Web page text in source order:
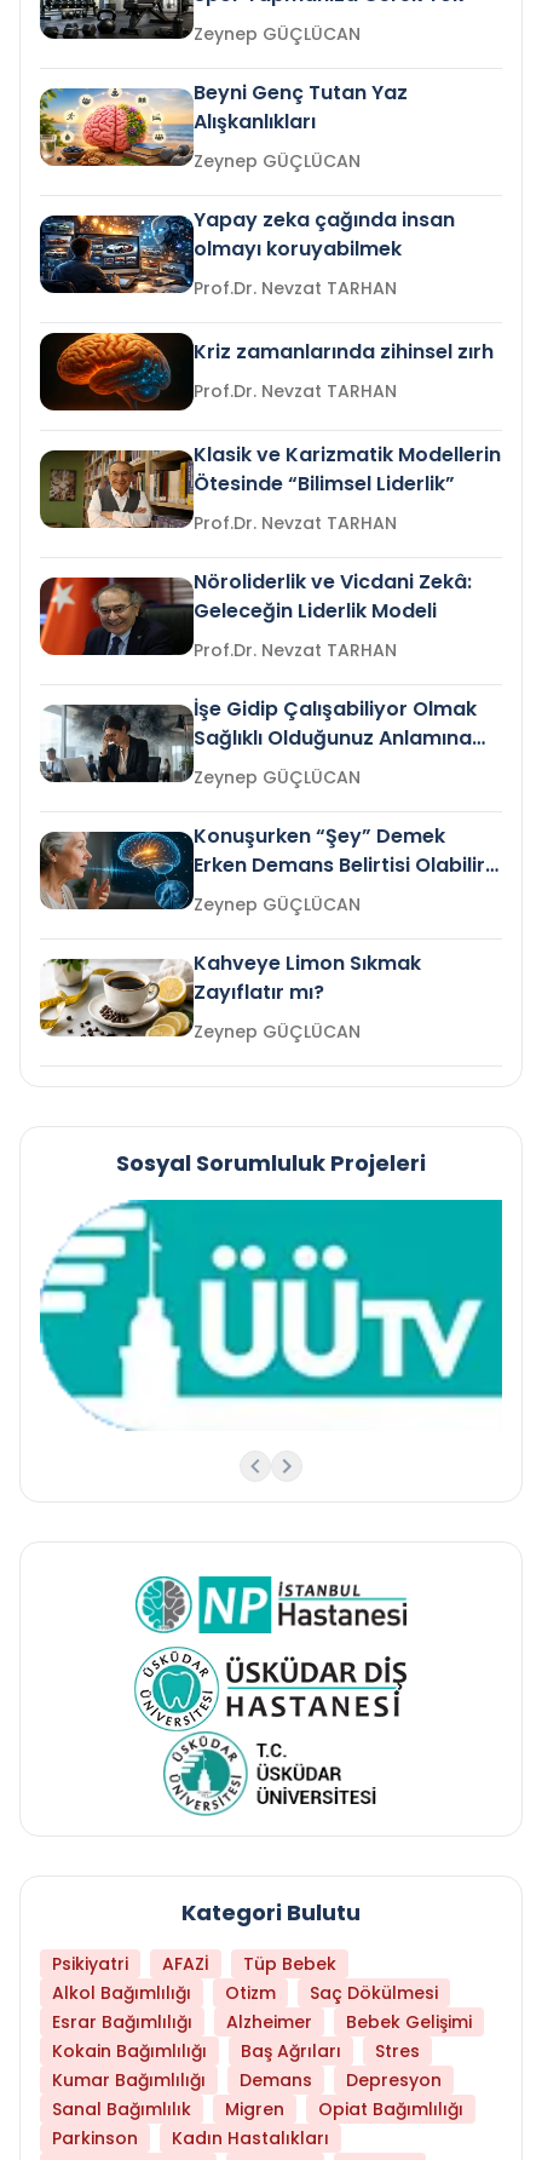
Zeynep GÜÇLÜCAN
Beyni Genç Tutan Yaz
Alışkanlıkları
Zeynep GÜÇLÜCAN
Yapay zeka çağında insan
olmayı koruyabilmek
Prof.Dr. Nevzat TARHAN
Kriz zamanlarında zihinsel zırh
Prof.Dr. Nevzat TARHAN
Klasik ve Karizmatik Modellerin
Ötesinde “Bilimsel Liderlik”
Prof.Dr. Nevzat TARHAN
Nöroliderlik ve Vicdani Zekâ:
Geleceğin Liderlik Modeli
Prof.Dr. Nevzat TARHAN
İşe Gidip Çalışabiliyor Olmak
Sağlıklı Olduğunuz Anlamına
Gelir mi?Zeynep GÜÇLÜCAN
Konuşurken “Şey” Demek
Erken Demans Belirtisi Olabilir
mi?
Zeynep GÜÇLÜCAN
Kahveye Limon Sıkmak
Zayıflatır mı?
Zeynep GÜÇLÜCAN
Sosyal Sorumluluk Projeleri
Kategori Bulutu
Psikiyatri AFAZİ
Tüp Bebek
Alkol Bağımlılığı
Otizm
Saç Dökülmesi
Esrar Bağımlılığı
Alzheimer
Bebek Gelişimi
Kokain Bağımlılığı
Baş Ağrıları
Stres
Kumar Bağımlılığı
Demans
Depresyon
Sanal Bağımlılık
Migren
Opiat Bağımlılığı
Parkinson
Kadın Hastalıkları